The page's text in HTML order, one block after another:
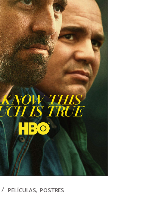
PELÍCULAS, POSTRES